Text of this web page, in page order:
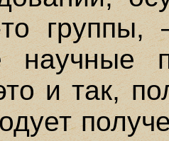
то группы,
научные
и так,